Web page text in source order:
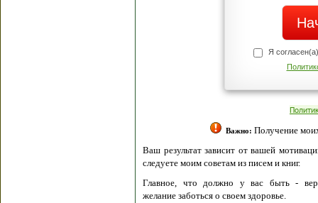
Я
Важно: Получение
Ваш результат зависит от вашей
следуете моим советам из писем и книг.
Главное, что должно у вас быть -
желание заботься о своем здоровье.